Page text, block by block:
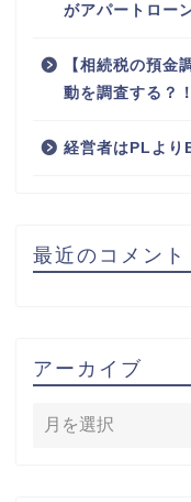
がアパートロー
【相続税の預金
動を調査する？！
経営者はPLより
最近のコメント
アーカイブ